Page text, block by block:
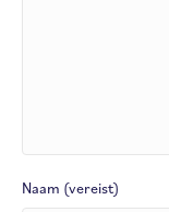
Naam (vereist)